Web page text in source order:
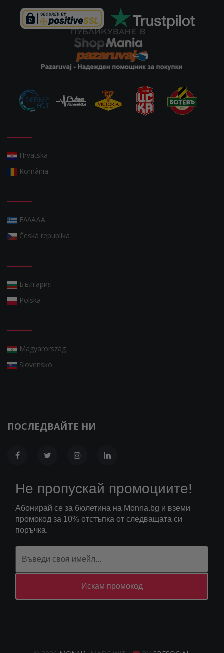
Hrvatska
România
ΕΛΛΑΔΑ
Česká republika
България
Polska
Magyarország
Slovensko
ПОСЛЕДВАЙТЕ НИ
Не пропускай промоциите!
Абонирай се за бюлетина на Monna.bg и вземи
промокод за 10% отстъпка от следващата си
поръчка.
Искам промокод